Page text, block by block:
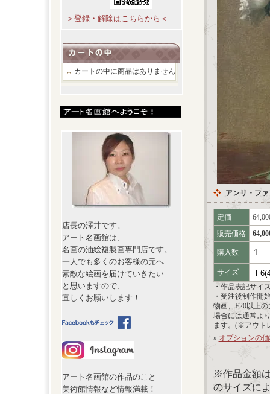
＞登録・解除はこちらから＜
カートの中に商品はありません
店長の澤井です。
アート名画館は、
名画の油絵複製画専門店です。
一人でも多くのお客様の元へ
素敵な絵画を届けていきたい
と思いますので、
宜しくお願いします！
アート名画館の作品のこと
美術館情報など情報満載！
アンリ・フ
定価
販売価格
購入数
サイズ
・作品表記サイ
・受注後制作開
物画、F20以上
場合には通常よ
ます。(※アウト
» オプションの
※作品金額
のサイズに